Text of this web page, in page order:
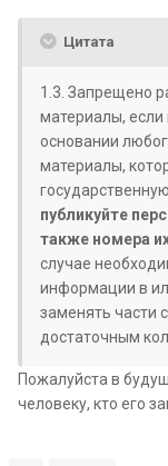
Цитата
1.3. Запрещено
материалы, если
основании
материалы,
публикуйте
также номера
случае
информации в
заменять части
достаточным
Пожалуйста в
человеку, кто его